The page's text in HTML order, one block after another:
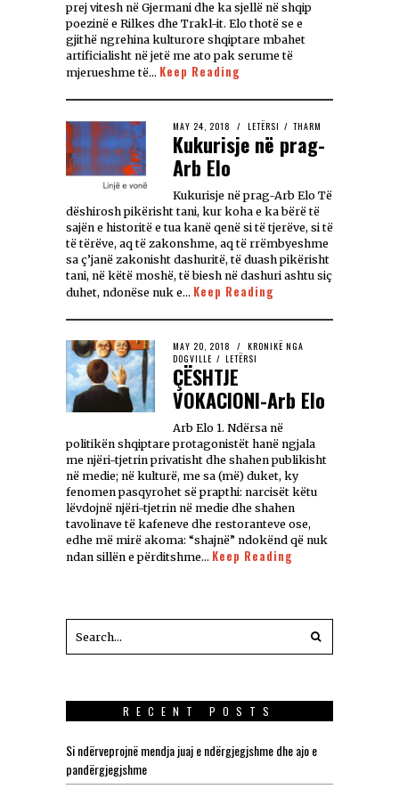
prej vitesh në Gjermani dhe ka sjellë në shqip
poezinë e Rilkes dhe Trakl-it. Elo thotë se e
gjithë ngrehina kulturore shqiptare mbahet
artificialisht në jetë me ato pak serume të
mjerueshme të… Keep Reading
MAY 24, 2018 LETËRSI / THARM
Kukurisje në prag-
Arb Elo
Kukurisje në prag-Arb Elo Të
dëshirosh pikërisht tani, kur koha e ka bërë të
sajën e historitë e tua kanë qenë si të tjerëve, si të
të tërëve, aq të zakonshme, aq të rrëmbyeshme
sa ç’janë zakonisht dashuritë, të duash pikërisht
tani, në këtë moshë, të biesh në dashuri ashtu siç
duhet, ndonëse nuk e… Keep Reading
MAY 20, 2018
KRONIKË NGA
DOGVILLE / LETËRSI
ÇËSHTJE
VOKACIONI-Arb Elo
Arb Elo 1. Ndërsa në
politikën shqiptare protagonistët hanë ngjala
me njëri-tjetrin privatisht dhe shahen publikisht
në medie; në kulturë, me sa (më) duket, ky
fenomen pasqyrohet së prapthi: narcisët këtu
lëvdojnë njëri-tjetrin në medie dhe shahen
tavolinave të kafeneve dhe restoranteve ose,
edhe më mirë akoma: “shajnë” ndokënd që nuk
ndan sillën e përditshme… Keep Reading
RECENT POSTS
Si ndërveprojnë mendja juaj e ndërgjegjshme dhe ajo e
pandërgjegjshme